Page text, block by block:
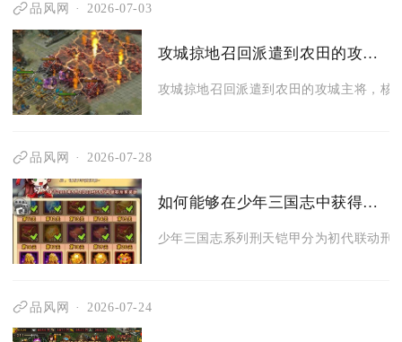
品风网 2026-07-03
攻城掠地召回派遣到农田的攻城主将有何方法
攻城掠地召回派遣到农田的攻城主将，核
品风网 2026-07-28
如何能够在少年三国志中获得刑天铠甲
少年三国志系列刑天铠甲分为初代联动刑
品风网 2026-07-24